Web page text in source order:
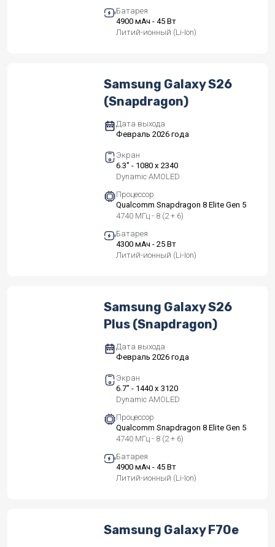
Батарея
4900 мАч - 45 Вт
Литий-ионный (Li-Ion)
Samsung Galaxy S26
(Snapdragon)
Дата выхода
Февраль 2026 года
Экран
6.3" - 1080 x 2340
Dynamic AMOLED
Процессор
Qualcomm Snapdragon 8 Elite Gen 5
4740 МГц - 8 (2 + 6)
Батарея
4300 мАч - 25 Вт
Литий-ионный (Li-Ion)
Samsung Galaxy S26
Plus (Snapdragon)
Дата выхода
Февраль 2026 года
Экран
6.7" - 1440 x 3120
Dynamic AMOLED
Процессор
Qualcomm Snapdragon 8 Elite Gen 5
4740 МГц - 8 (2 + 6)
Батарея
4900 мАч - 45 Вт
Литий-ионный (Li-Ion)
Samsung Galaxy F70e